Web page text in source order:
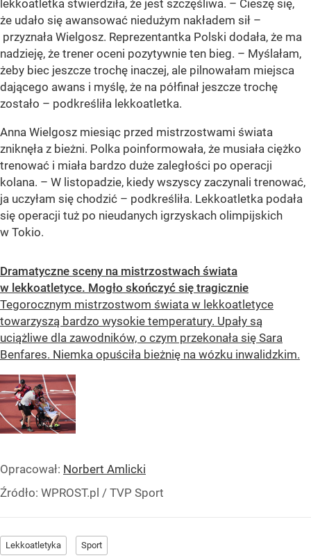
lekkoatletka stwierdziła, że jest szczęśliwa. – Cieszę się,
że udało się awansować niedużym nakładem sił –
przyznała Wielgosz. Reprezentantka Polski dodała, że ma
nadzieję, że trener oceni pozytywnie ten bieg. – Myślałam,
żeby biec jeszcze trochę inaczej, ale pilnowałam miejsca
dającego awans i myślę, że na półfinał jeszcze trochę
zostało – podkreśliła lekkoatletka.
Anna Wielgosz miesiąc przed mistrzostwami świata
zniknęła z bieżni. Polka poinformowała, że musiała ciężko
trenować i miała bardzo duże zaległości po operacji
kolana. – W listopadzie, kiedy wszyscy zaczynali trenować,
ja uczyłam się chodzić – podkreśliła. Lekkoatletka podała
się operacji tuż po nieudanych igrzyskach olimpijskich
w Tokio.
Dramatyczne sceny na mistrzostwach świata
w lekkoatletyce. Mogło skończyć się tragicznie
Tegorocznym mistrzostwom świata w lekkoatletyce
towarzyszą bardzo wysokie temperatury. Upały są
uciążliwe dla zawodników, o czym przekonała się Sara
Benfares. Niemka opuściła bieżnię na wózku inwalidzkim.
Opracował: Norbert Amlicki
Źródło: WPROST.pl / TVP Sport
Lekkoatletyka Sport